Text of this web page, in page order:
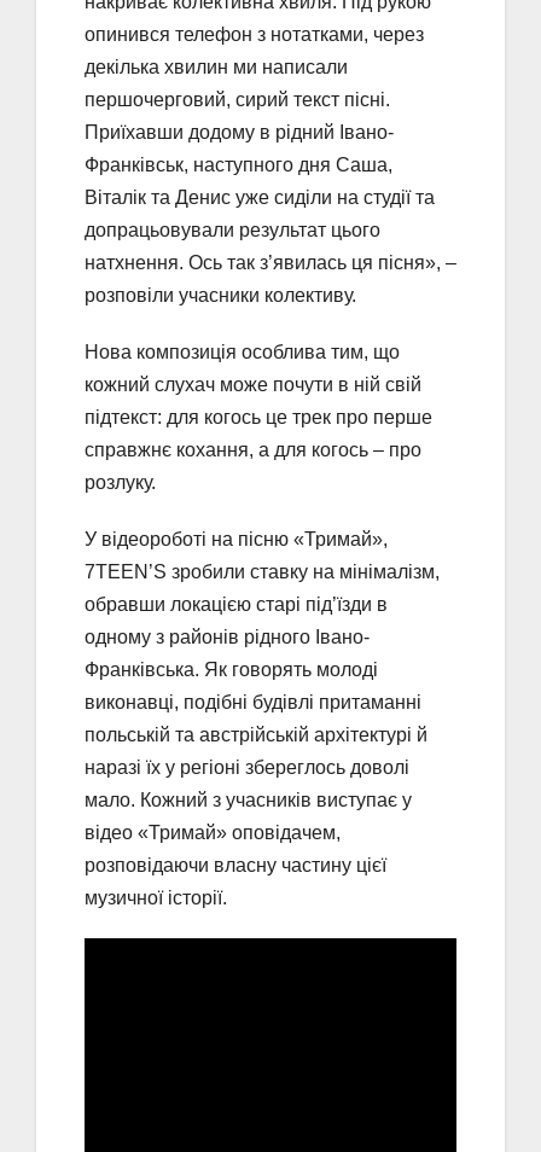
опинився телефон з нотатками, через
декілька хвилин ми написали
першочерговий, сирий текст пісні.
Приїхавши додому в рідний Івано-
Франківськ, наступного дня Саша,
Віталік та Денис уже сиділи на студії та
допрацьовували результат цього
натхнення. Ось так з’явилась ця пісня», –
розповіли учасники колективу.
Нова композиція особлива тим, що
кожний слухач може почути в ній свій
підтекст: для когось це трек про перше
справжнє кохання, а для когось – про
розлуку.
У відеороботі на пісню «Тримай»,
7TEEN’S зробили ставку на мінімалізм,
обравши локацією старі під’їзди в
одному з районів рідного Івано-
Франківська. Як говорять молоді
виконавці, подібні будівлі притаманні
польській та австрійській архітектурі й
наразі їх у регіоні збереглось доволі
мало. Кожний з учасників виступає у
відео «Тримай» оповідачем,
розповідаючи власну частину цієї
музичної історії.